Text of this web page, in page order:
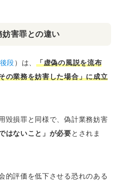
害罪との違い
段）は、「虚偽の風説を流布
の業務を妨害した場合」に成立
毀損罪と同様で、偽計業務妨害
はないこと」が必要とされま
的評価を低下させる恐れのある